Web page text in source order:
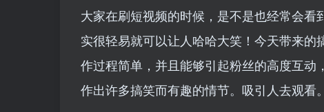
大家在刷短视频的时候，是不是也经常会
实很轻易就可以让人哈哈大笑！今天带来
作过程简单，并且能够引起粉丝的高度互
作出许多搞笑而有趣的情节。吸引人去观看。